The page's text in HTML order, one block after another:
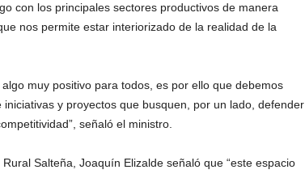
con los principales sectores productivos de manera
nos permite estar interiorizado de la realidad de la
muy positivo para todos, es por ello que debemos
y proyectos que busquen, por un lado, defender
señaló el ministro.
Salteña, Joaquín Elizalde señaló que “este espacio